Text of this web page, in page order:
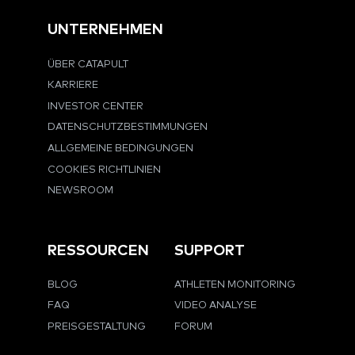
UNTERNEHMEN
ÜBER CATAPULT
KARRIERE
INVESTOR CENTER
DATENSCHUTZBESTIMMUNGEN
ALLGEMEINE BEDINGUNGEN
COOKIES RICHTLINIEN
NEWSROOM
RESSOURCEN
BLOG
FAQ
PREISGESTALTUNG
SUPPORT
ATHLETEN MONITORING
VIDEO ANALYSE
FORUM